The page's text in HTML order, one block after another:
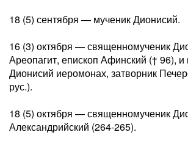
18 (5) сентября — мученик Дионисий.
16 (3) октября — священномученик
Ареопагит, епископ Афинский († 96),
Дионисий иеромонах, затворник
рус.).
18 (5) октября — священномученик
Александрийский (264-265).